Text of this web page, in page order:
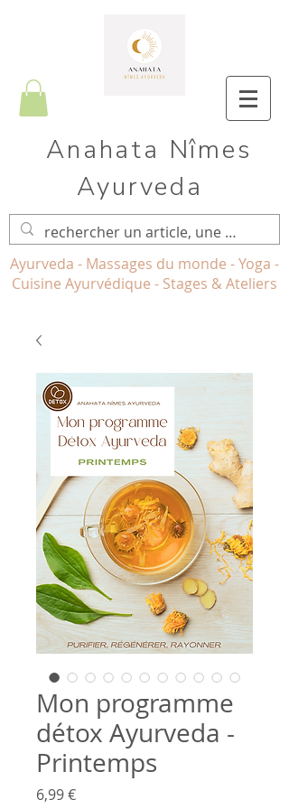
Anahata Nîmes
Ayurveda
Ayurveda - Massages du monde - Yoga -
Cuisine Ayurvédique - Stages & Ateliers
Mon programme
détox Ayurveda -
Printemps
6,99 €Prix